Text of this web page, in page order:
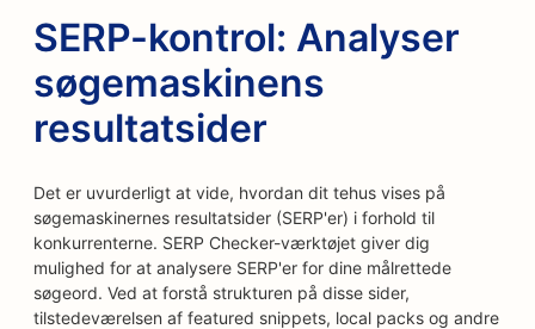
SERP-kontrol: Analyser
søgemaskinens
resultatsider
Det er uvurderligt at vide, hvordan dit tehus vises på
søgemaskinernes resultatsider (SERP'er) i forhold til
konkurrenterne. SERP Checker-værktøjet giver dig
mulighed for at analysere SERP'er for dine målrettede
søgeord. Ved at forstå strukturen på disse sider,
tilstedeværelsen af featured snippets, local packs og andre